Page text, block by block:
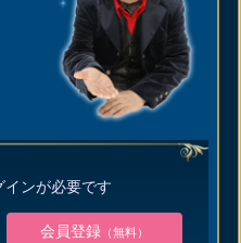
ンが必要です
会員登録（無料）